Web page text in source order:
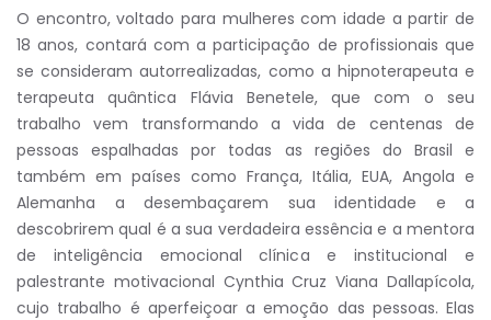
O encontro, voltado para mulheres com idade a partir de
18 anos, contará com a participação de profissionais que
se consideram autorrealizadas, como a hipnoterapeuta e
terapeuta quântica Flávia Benetele, que com o seu
trabalho vem transformando a vida de centenas de
pessoas espalhadas por todas as regiões do Brasil e
também em países como França, Itália, EUA, Angola e
Alemanha a desembaçarem sua identidade e a
descobrirem qual é a sua verdadeira essência e a mentora
de inteligência emocional clínica e institucional e
palestrante motivacional Cynthia Cruz Viana Dallapícola,
cujo trabalho é aperfeiçoar a emoção das pessoas. Elas